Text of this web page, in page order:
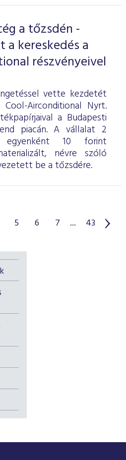
a tőzsdén -
kereskedés a
részvényeivel
vette kezdetét
Airconditional Nyrt.
a Budapesti
piacán. A vállalat 2
10 forint
névre szóló
be a tőzsdére.
5 6 7 ... 43